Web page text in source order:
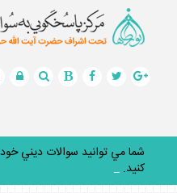
كنيد. _